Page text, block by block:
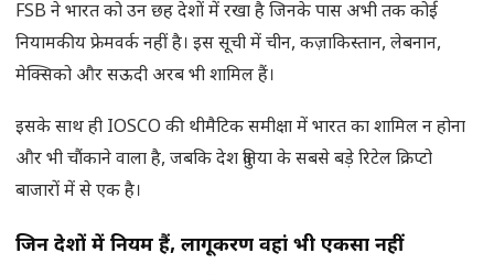
FSB ने भारत को उन छह देशों में रखा है जिनके पास अभी तक कोई
नियामकीय फ्रेमवर्क नहीं है। इस सूची में चीन, कज़ाकिस्तान, लेबनान,
मेक्सिको और सऊदी अरब भी शामिल हैं।
इसके साथ ही IOSCO की थीमैटिक समीक्षा में भारत का शामिल न होना
और भी चौंकाने वाला है, जबकि देश दुनिया के सबसे बड़े रिटेल क्रिप्टो
बाजारों में से एक है।
जिन देशों में नियम हैं, लागूकरण वहां भी एकसा नहीं